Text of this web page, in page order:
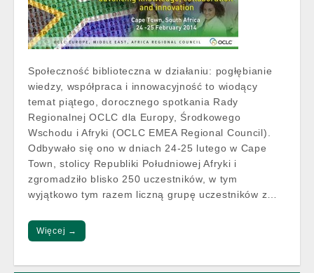
Społeczność biblioteczna w działaniu: pogłębianie
wiedzy, współpraca i innowacyjność to wiodący
temat piątego, dorocznego spotkania Rady
Regionalnej OCLC dla Europy, Środkowego
Wschodu i Afryki (OCLC EMEA Regional Council).
Odbywało się ono w dniach 24-25 lutego w Cape
Town, stolicy Republiki Południowej Afryki i
zgromadziło blisko 250 uczestników, w tym
wyjątkowo tym razem liczną grupę uczestników z…
Więcej →